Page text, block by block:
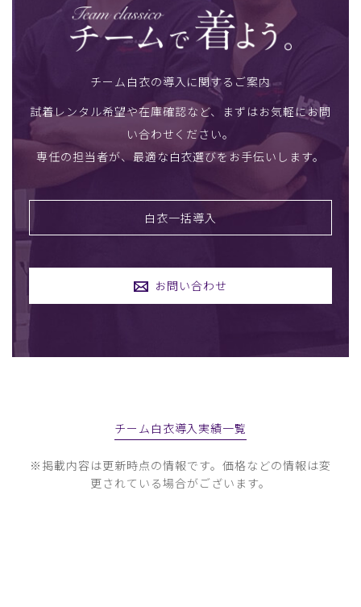
チーム白衣の導入に関するご案内
試着レンタル希望や在庫確認など、まずはお気軽にお問
い合わせください。
専任の担当者が、最適な白衣選びをお手伝いします。
白衣一括導入
お問い合わせ
チーム白衣導入実績一覧
※掲載内容は更新時点の情報です。価格などの情報は変
更されている場合がございます。